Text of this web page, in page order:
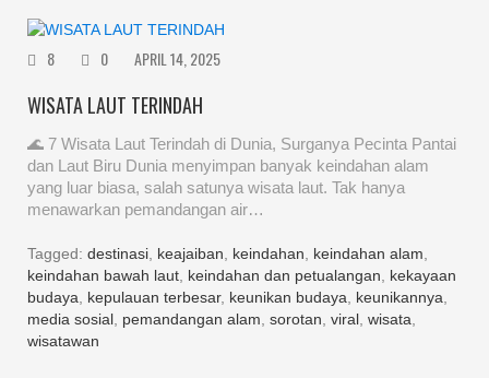
8 0 APRIL 14, 2025
WISATA LAUT TERINDAH
🌊 7 Wisata Laut Terindah di Dunia, Surganya Pecinta Pantai
dan Laut Biru Dunia menyimpan banyak keindahan alam
yang luar biasa, salah satunya wisata laut. Tak hanya
menawarkan pemandangan air…
Tagged: destinasi keajaiban keindahan keindahan alam
keindahan bawah laut keindahan dan petualangan
kekayaan
budaya
kepulauan terbesar, keunikan budaya keunikannya
media sosial pemandangan alam sorotan viral wisata
wisatawan